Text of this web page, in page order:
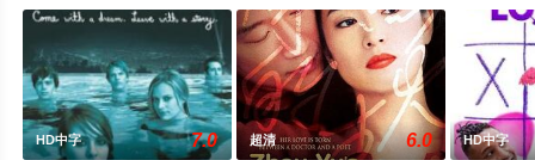
HD中字 7.0 超清 6.0 HD中字